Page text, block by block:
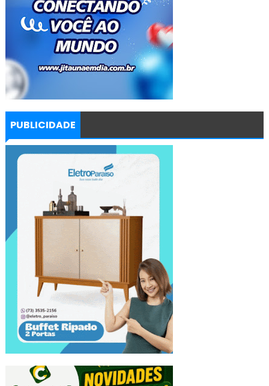
PUBLICIDADE